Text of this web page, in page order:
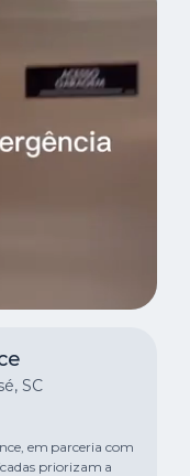
SC
em parceria com
priorizam a